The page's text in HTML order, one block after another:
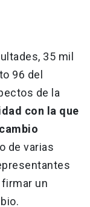
35 mil
96 del
de la
con la que
de varias
un